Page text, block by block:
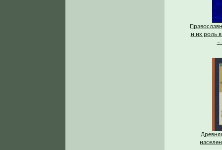
и их роль
–